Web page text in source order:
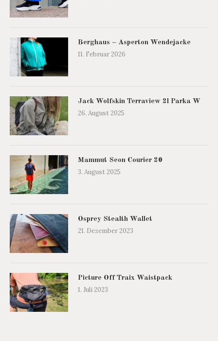
Berghaus – Asperton Wendejacke
11. Februar 2026
Jack Wolfskin Terraview 2l Parka W
26. August 2025
Mammut Seon Courier 20
3. August 2025
Osprey Stealth Wallet
21. Dezember 2023
Picture Off Traix Waistpack
1. Juli 2023